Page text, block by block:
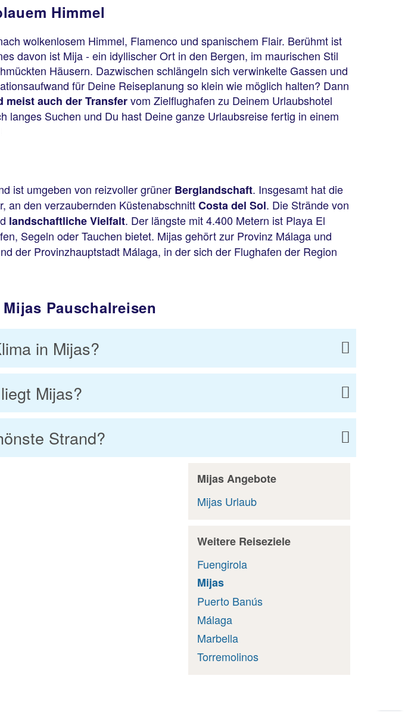
Himmel
wolkenlosem Himmel, Flamenco und spanischem Flair. Berühmt ist
davon ist Mija - ein idyllischer Ort in den Bergen, im maurischen Stil
Häusern. Dazwischen schlängeln sich verwinkelte Gassen und
für Deine Reiseplanung so klein wie möglich halten? Dann
meist auch der Transfervom Zielflughafen zu Deinem Urlaubshotel
langes Suchen und Du hast Deine ganze Urlaubsreise fertig in einem
ist umgeben von reizvoller grüner Berglandschaft. Insgesamt hat die
an den verzaubernden KüstenabschnittCosta del Sol. Die Strände von
landschaftliche Vielfalt. Der längste mit 4.400 Metern ist Playa El
Segeln oder Tauchen bietet. Mijas gehört zur Provinz Málaga und
der Provinzhauptstadt Málaga, in der sich der Flughafen der Region
Pauschalreisen
in Mijas?
Mijas?
Strand?
Mijas Angebote
Mijas Urlaub
Weitere Reiseziele
Fuengirola
Mijas
Puerto Banús
Málaga
Marbella
Torremolinos